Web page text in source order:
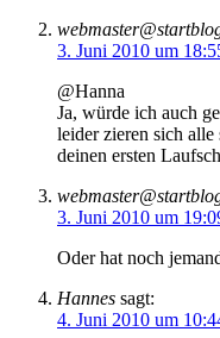
3. Juni 2010 um
@Hanna
Ja, würde ich auch
leider zieren sich alle
deinen ersten
3. Juni 2010 um
Oder hat noch
Hannes sagt:
4. Juni 2010 um